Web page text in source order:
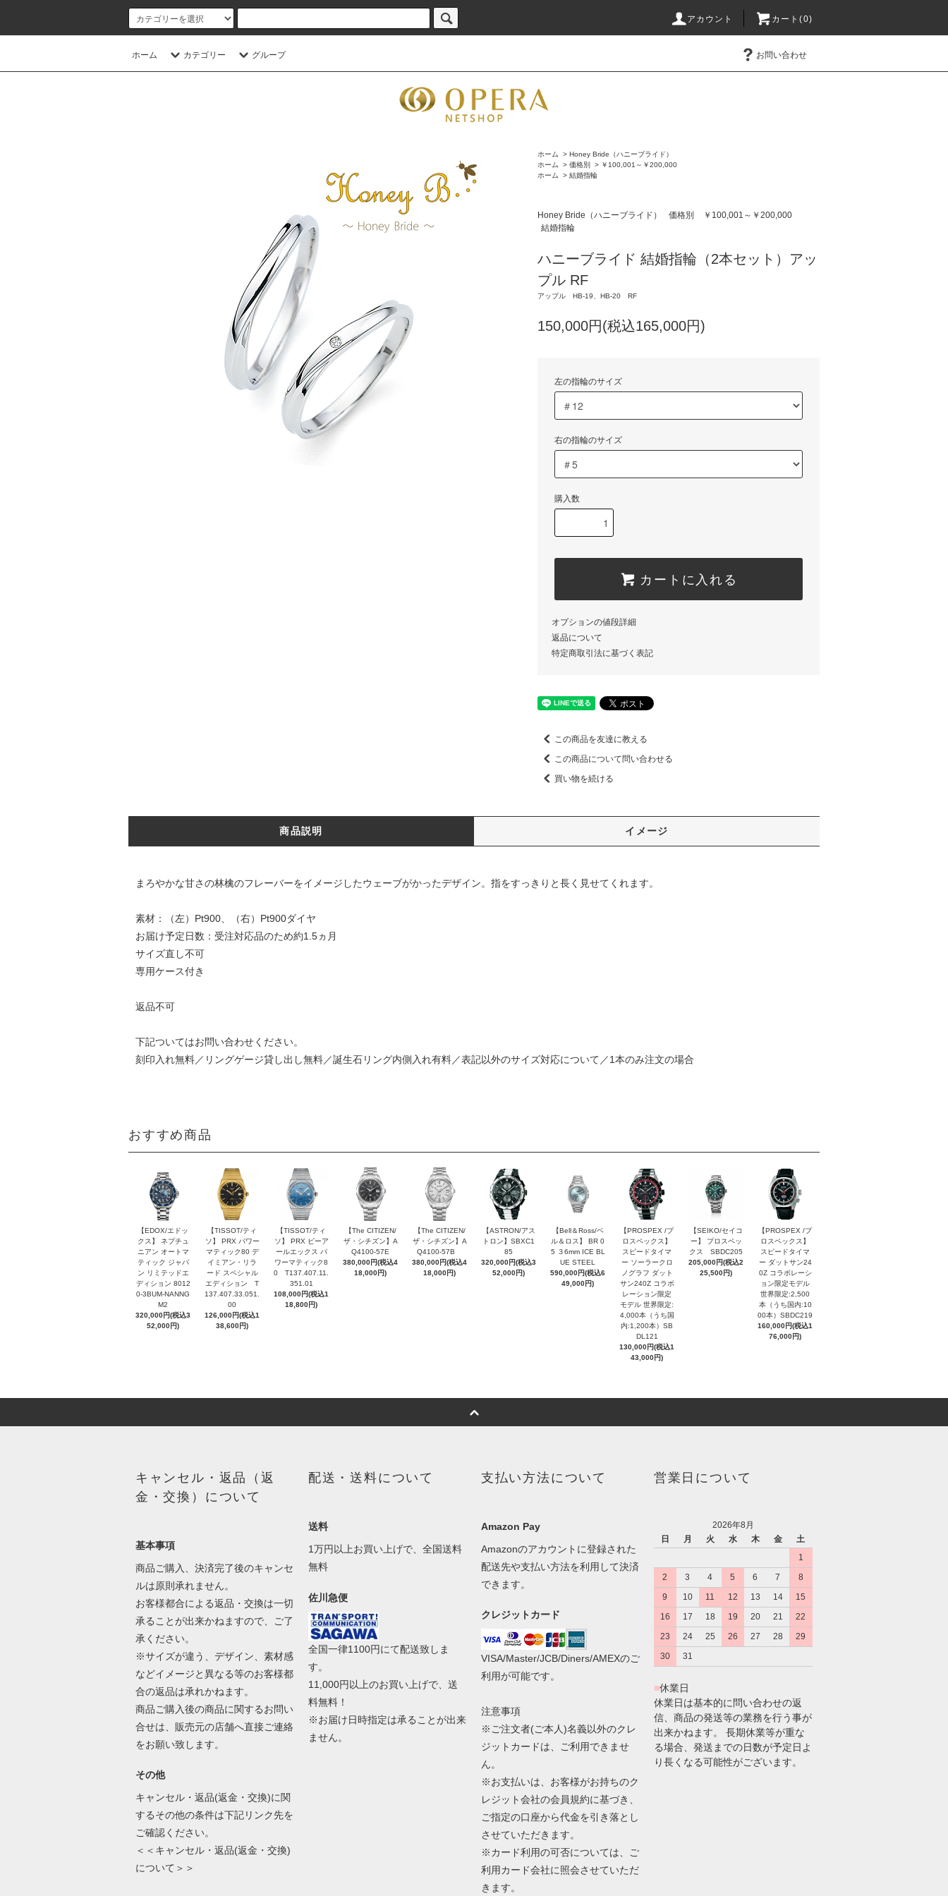
アカウント カート(0)
ホーム カテゴリー グループ お問い合わせ
ホーム > Honey Bride（ハニーブライド）
ホーム
> 価格別 > ￥100,001～￥200,000
ホーム
> 結婚指輪
Honey Bride（ハニーブライド） 価格別
￥100,001～￥200,000
結婚指輪
ハニーブライド 結婚指輪（2本セット）アッ
プル RF
アップル HB-19、HB-20 RF
150,000円(税込165,000円)
左の指輪のサイズ
右の指輪のサイズ
購入数
カートに入れる
オプションの値段詳細
返品について
特定商取引法に基づく表記
この商品を友達に教える
この商品について問い合わせる
買い物を続ける
商品説明 イメージ
まろやかな甘さの林檎のフレーバーをイメージしたウェーブがかったデザイン。指をすっきりと長く見せてくれます。
素材：（左）Pt900、（右）Pt900ダイヤ
お届け予定日数：受注対応品のため約1.5ヵ月
サイズ直し不可
専用ケース付き
返品不可
下記ついてはお問い合わせください。
刻印入れ無料／リングゲージ貸し出し無料／誕生石リング内側入れ有料／表記以外のサイズ対応について／1本のみ注文の場合
おすすめ商品
【EDOX/エドッ
クス】 ネプチュ
ニアン オートマ
ティック ジャパ
ン リミテッドエ
ディション 8012
0-3BUM-NANNG
M2
320,000円(税込3
52,000円)
【TISSOT/ティ
ソ】 PRX パワー
マティック80 デ
イミアン・リラ
ード スペシャル
エディション T
137.407.33.051.
00
126,000円(税込1
38,600円)
【TISSOT/ティ
ソ】 PRX ピーア
ールエックス パ
ワーマティック8
0 T137.407.11.
351.01
108,000円(税込1
18,800円)
【The CITIZEN/
ザ・シチズン】A
Q4100-57E
380,000円(税込4
18,000円)
【The CITIZEN/
ザ・シチズン】A
Q4100-57B
380,000円(税込4
18,000円)
【ASTRON/アス
トロン】SBXC1
85
320,000円(税込3
52,000円)
【Bell＆Ross/ベ
ル＆ロス】 BR 0
5 ３6mm ICE BL
UE STEEL
590,000円(税込6
49,000円)
【PROSPEX /プ
ロスペックス】
スピードタイマ
ー ソーラークロ
ノグラフ ダット
サン240Z コラボ
レーション限定
モデル 世界限定:
4,000本（うち国
内:1,200本）SB
DL121
130,000円(税込1
43,000円)
【SEIKO/セイコ
ー】 プロスペッ
クス SBDC205
205,000円(税込2
25,500円)
【PROSPEX /プ
ロスペックス】
スピードタイマ
ー ダットサン24
0Z コラボレーシ
ョン限定モデル
世界限定:2,500
本（うち国内:10
00本）SBDC219
160,000円(税込1
76,000円)
キャンセル・返品（返
金・交換）について
基本事項
商品ご購入、決済完了後のキャンセ
ルは原則承れません。
お客様都合による返品・交換は一切
承ることが出来かねますので、ご了
承ください。
※サイズが違う、デザイン、素材感
などイメージと異なる等のお客様都
合の返品は承れかねます。
商品ご購入後の商品に関するお問い
合せは、販売元の店舗へ直接ご連絡
をお願い致します。
その他
キャンセル・返品(返金・交換)に関
するその他の条件は下記リンク先を
ご確認ください。
＜＜キャンセル・返品(返金・交換)
について＞＞
配送・送料について
送料
1万円以上お買い上げで、全国送料
無料
佐川急便
全国一律1100円にて配送致しま
す。
11,000円以上のお買い上げで、送
料無料！
※お届け日時指定は承ることが出来
ません。
支払い方法について
Amazon Pay
Amazonのアカウントに登録された
配送先や支払い方法を利用して決済
できます。
クレジットカード
VISA/Master/JCB/Diners/AMEXのご
利用が可能です。
注意事項
※ご注文者(ご本人)名義以外のクレ
ジットカードは、ご利用できませ
ん。
※お支払いは、お客様がお持ちのク
レジット会社の会員規約に基づき、
ご指定の口座から代金を引き落とし
させていただきます。
※カード利用の可否については、ご
利用カード会社に照会させていただ
きます。
営業日について
2026年8月
日
月 火 水 木 金
土
1
2
3 4 5 6 7
8
9
10 11 12 13 14
15
16
17 18 19 20 21
22
23
24 25 26 27 28
29
30
31
■休業日
休業日は基本的に問い合わせの返
信、商品の発送等の業務を行う事が
出来かねます。 長期休業等が重な
る場合、発送までの日数が予定日よ
り長くなる可能性がございます。